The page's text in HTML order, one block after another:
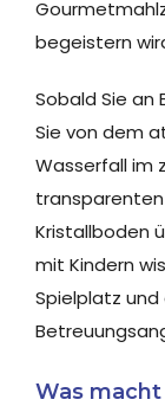
begeistern
Sobald Sie an
Sie von dem
Wasserfall im
Kristallboden
mit Kindern
Spielplatz
Was macht